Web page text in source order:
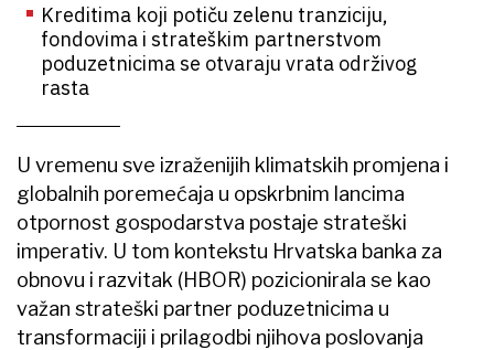
Kreditima koji potiču zelenu tranziciju,
fondovima i strateškim partnerstvom
poduzetnicima se otvaraju vrata održivog
rasta
U vremenu sve izraženijih klimatskih promjena i
globalnih poremećaja u opskrbnim lancima
otpornost gospodarstva postaje strateški
imperativ. U tom kontekstu Hrvatska banka za
obnovu i razvitak (HBOR) pozicionirala se kao
važan strateški partner poduzetnicima u
transformaciji i prilagodbi njihova poslovanja